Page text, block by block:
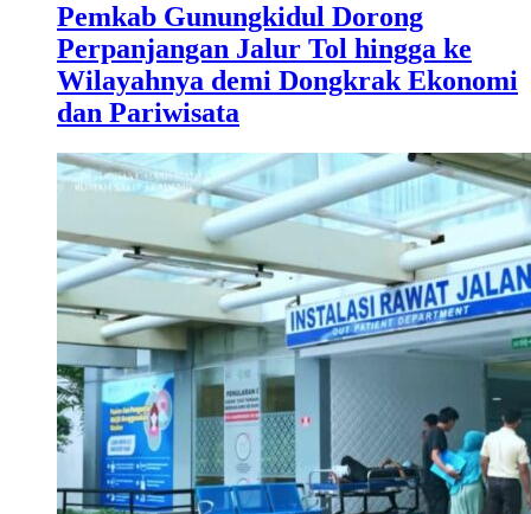
Pemkab Gunungkidul Dorong
Perpanjangan Jalur Tol hingga ke
Wilayahnya demi Dongkrak Ekonomi
dan Pariwisata